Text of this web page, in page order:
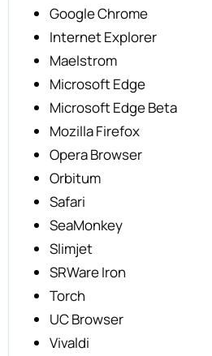
Google Chrome
Internet Explorer
Maelstrom
Microsoft Edge
Microsoft Edge Beta
Mozilla Firefox
Opera Browser
Orbitum
Safari
SeaMonkey
Slimjet
SRWare Iron
Torch
UC Browser
Vivaldi